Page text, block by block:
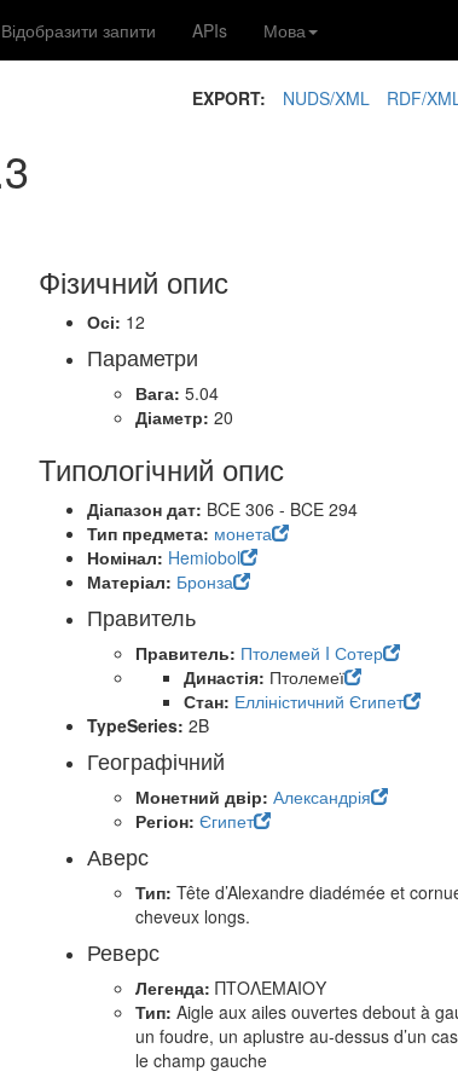
Відобразити запити APIs Мова
EXPORT: NUDS/XML RDF/
Фізичний опис
Осі: 12
Параметри
Вага: 5.04
Діаметр: 20
Типологічний опис
Діапазон дат: BCE 306 - BCE 294
Тип предмета: монета
Номінал: Hemiobol
Матеріал: Бронза
Правитель
Правитель: Птолемей I Сотер
Династія: Птолемеї
Стан: Елліністичний Єгипет
TypeSeries: 2B
Географічний
Монетний двір: Александрія
Регіон: Єгипет
Аверс
Тип: Tête d’Alexandre diadémée et
cheveux longs.
Реверс
Легенда: ΠΤΟΛΕΜΑΙΟΥ
Тип: Aigle aux ailes ouvertes debout à
un foudre, un aplustre au-dessus d’un
le champ gauche